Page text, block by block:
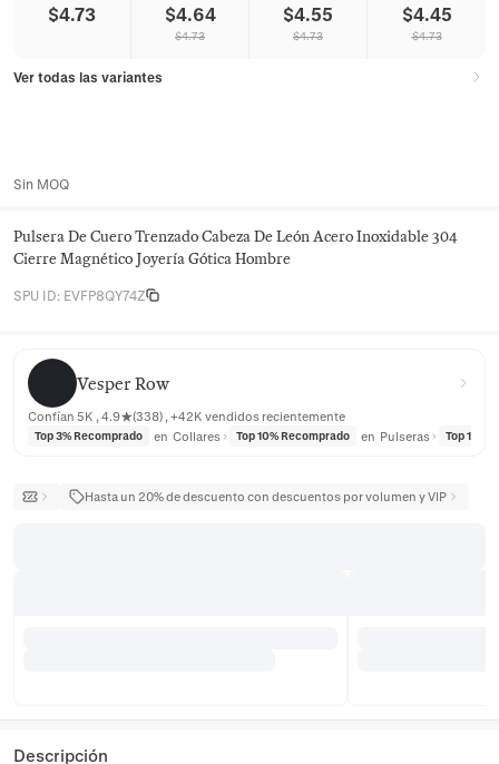
$4.73 $4.64
$4.73
$4.55
$4.73
$4.45
$4.73
Ver todas las variantes
Sin MOQ
Pulsera De Cuero Trenzado Cabeza De León Acero Inoxidable 304
Cierre Magnético Joyería Gótica Hombre
SPU ID: EVFP8QY74Z
Vesper Row
Vesper Row
Confían 5K , 4.9★(338) , +42K vendidos recientemente
Top 3% Recomprado en Collares Top 10% Recomprado en Pulseras Top 10%
Hasta un 20% de descuento con descuentos por volumen y VIP
Descripción